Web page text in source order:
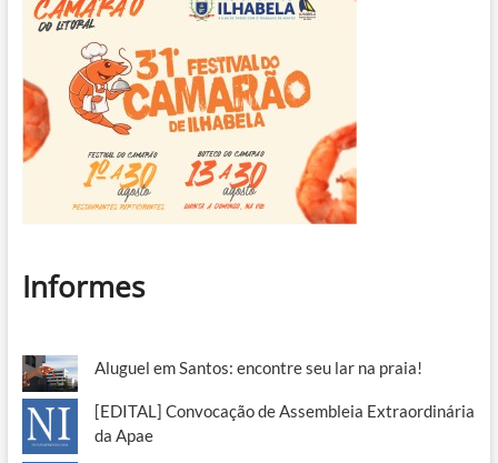
Informes
Aluguel em Santos: encontre seu lar na praia!
[EDITAL] Convocação de Assembleia Extraordinária
da Apae